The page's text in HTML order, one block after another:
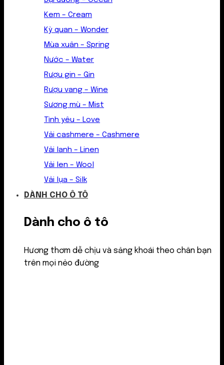
Kem – Cream
Kỳ quan – Wonder
Mùa xuân – Spring
Nước – Water
Rượu gin – Gin
Rượu vang – Wine
Sương mù – Mist
Tình yêu – Love
Vải cashmere – Cashmere
Vải lanh – Linen
Vải len – Wool
Vải lụa – Silk
DÀNH CHO Ô TÔ
Dành cho ô tô
Hương thơm dễ chịu và sảng khoái theo chân bạn
trên mọi nẻo đường